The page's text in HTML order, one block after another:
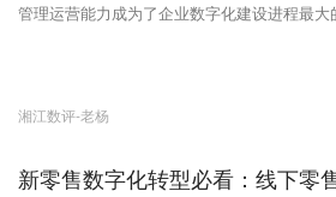
管理运营能力成为了企业数字化建设进程最大
湘江数评-老杨
新零售数字化转型必看：线下零